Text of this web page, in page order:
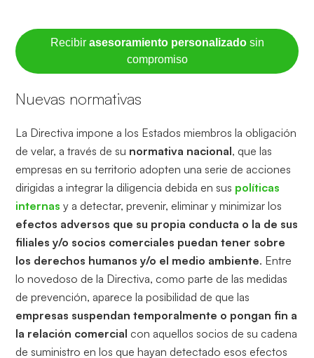
Recibir asesoramiento personalizadosin
compromiso
Nuevas normativas
La Directiva impone a los Estados miembros la obligación
de velar, a través de su normativa nacional, que las
empresas en su territorio adopten una serie de acciones
dirigidas a integrar la diligencia debida en sus políticas
internas y a detectar, prevenir, eliminar y minimizar los
efectos adversos que su propia conducta o la de sus
filiales y/o socios comerciales puedan tener sobre
los derechos humanos y/o el medio ambiente. Entre
lo novedoso de la Directiva, como parte de las medidas
de prevención, aparece la posibilidad de que las
empresas suspendan temporalmente o pongan fin a
la relación comercial con aquellos socios de su cadena
de suministro en los que hayan detectado esos efectos